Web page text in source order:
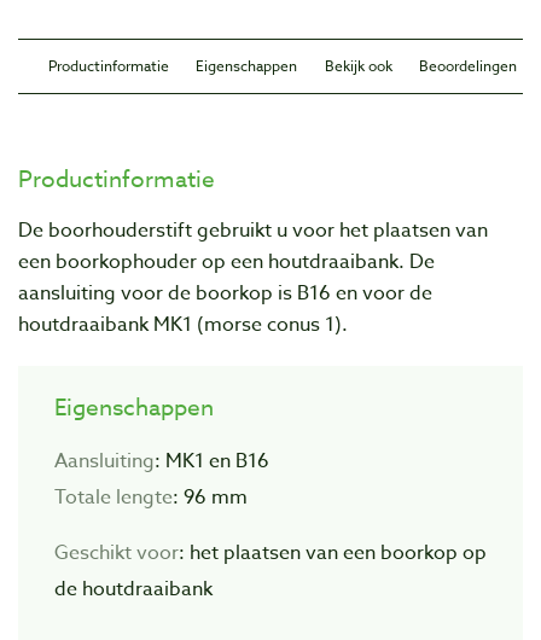
Productinformatie Eigenschappen Bekijk ook Beoordelingen
Productinformatie
De boorhouderstift gebruikt u voor het plaatsen van
een boorkophouder op een houtdraaibank. De
aansluiting voor de boorkop is B16 en voor de
houtdraaibank MK1 (morse conus 1).
Eigenschappen
Aansluiting: MK1 en B16
Totale lengte: 96 mm
Geschikt voor: het plaatsen van een boorkop op
de houtdraaibank